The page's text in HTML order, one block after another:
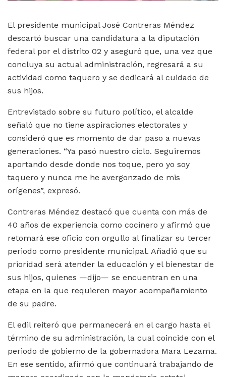
El presidente municipal José Contreras Méndez
descartó buscar una candidatura a la diputación
federal por el distrito 02 y aseguró que, una vez que
concluya su actual administración, regresará a su
actividad como taquero y se dedicará al cuidado de
sus hijos.
Entrevistado sobre su futuro político, el alcalde
señaló que no tiene aspiraciones electorales y
consideró que es momento de dar paso a nuevas
generaciones. “Ya pasó nuestro ciclo. Seguiremos
aportando desde donde nos toque, pero yo soy
taquero y nunca me he avergonzado de mis
orígenes”, expresó.
Contreras Méndez destacó que cuenta con más de
40 años de experiencia como cocinero y afirmó que
retomará ese oficio con orgullo al finalizar su tercer
periodo como presidente municipal. Añadió que su
prioridad será atender la educación y el bienestar de
sus hijos, quienes —dijo— se encuentran en una
etapa en la que requieren mayor acompañamiento
de su padre.
El edil reiteró que permanecerá en el cargo hasta el
término de su administración, la cual coincide con el
periodo de gobierno de la gobernadora Mara Lezama.
En ese sentido, afirmó que continuará trabajando de